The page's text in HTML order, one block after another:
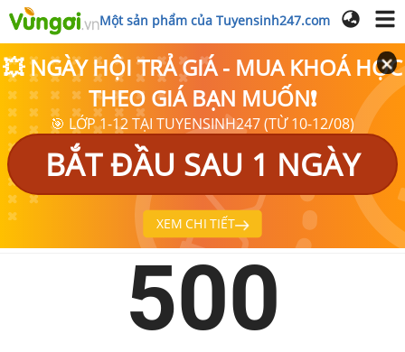
Một sản phẩm của Tuyensinh247.com
💥 NGÀY HỘI TRẢ GIÁ - MUA KHOÁ HỌC
THEO GIÁ BẠN MUỐN❗
🎯 LỚP 1-12 TẠI TUYENSINH247 (TỪ 10-12/08)
BẮT ĐẦU SAU 1 NGÀY
XEM CHI TIẾT
500